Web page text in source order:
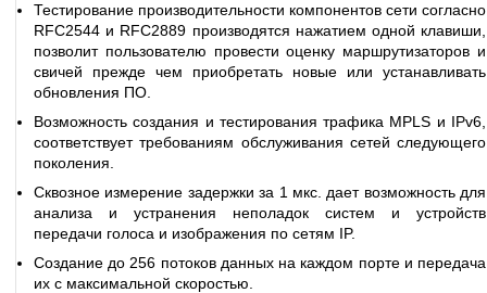
Тестирование производительности компонентов сети согласно
RFC2544 и RFC2889 производятся нажатием одной клавиши,
позволит пользователю провести оценку маршрутизаторов и
свичей прежде чем приобретать новые или устанавливать
обновления ПО.
Возможность создания и тестирования трафика MPLS и IPv6,
соответствует требованиям обслуживания сетей следующего
поколения.
Сквозное измерение задержки за 1 мкс. дает возможность для
анализа и устранения неполадок систем и устройств
передачи голоса и изображения по сетям IP.
Создание до 256 потоков данных на каждом порте и передача
их с максимальной скоростью.